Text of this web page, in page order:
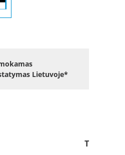
Lietuvoje*
T